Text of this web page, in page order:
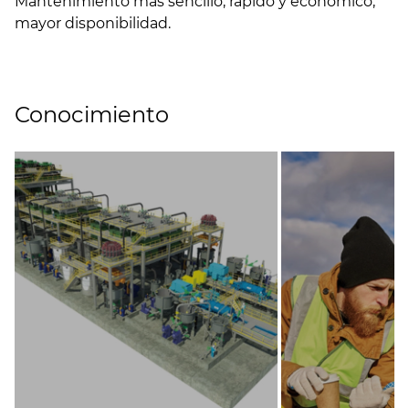
mayor disponibilidad.
Conocimiento